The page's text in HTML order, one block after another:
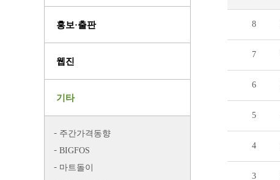
홍보·출판
웹진
기타
주간가격동향
BIGFOS
마트돌이
8
7
6
5
4
3